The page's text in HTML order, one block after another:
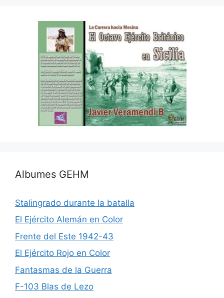
Albumes GEHM
Stalingrado durante la batalla
El Ejército Alemán en Color
Frente del Este 1942-43
El Ejército Rojo en Color
Fantasmas de la Guerra
F-103 Blas de Lezo